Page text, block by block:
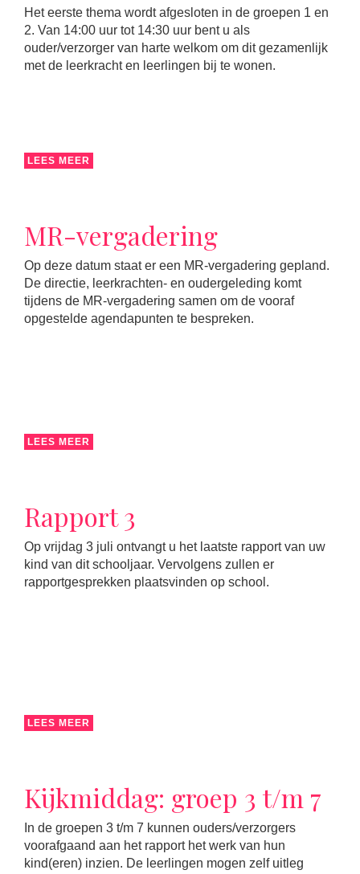
Het eerste thema wordt afgesloten in de groepen 1 en
2. Van 14:00 uur tot 14:30 uur bent u als
ouder/verzorger van harte welkom om dit gezamenlijk
met de leerkracht en leerlingen bij te wonen.
LEES MEER
MR-vergadering
Op deze datum staat er een MR-vergadering gepland.
De directie, leerkrachten- en oudergeleding komt
tijdens de MR-vergadering samen om de vooraf
opgestelde agendapunten te bespreken.
LEES MEER
Rapport 3
Op vrijdag 3 juli ontvangt u het laatste rapport van uw
kind van dit schooljaar. Vervolgens zullen er
rapportgesprekken plaatsvinden op school.
LEES MEER
Kijkmiddag: groep 3 t/m 7
In de groepen 3 t/m 7 kunnen ouders/verzorgers
voorafgaand aan het rapport het werk van hun
kind(eren) inzien. De leerlingen mogen zelf uitleg